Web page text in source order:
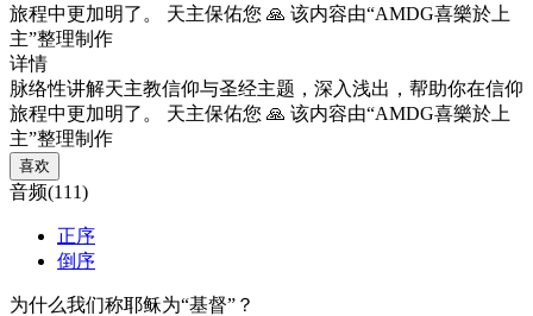
旅程中更加明了。 天主保佑您 🙏 该内容由“AMDG喜樂於上
主”整理制作
详情
脉络性讲解天主教信仰与圣经主题，深入浅出，帮助你在信仰
旅程中更加明了。 天主保佑您 🙏 该内容由“AMDG喜樂於上
主”整理制作
喜欢
音频(111)
正序
倒序
为什么我们称耶稣为“基督”？